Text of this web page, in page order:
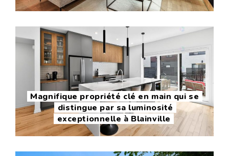
Magnifique propriété clé en main qui se
distingue par sa luminosité
exceptionnelle à Blainville